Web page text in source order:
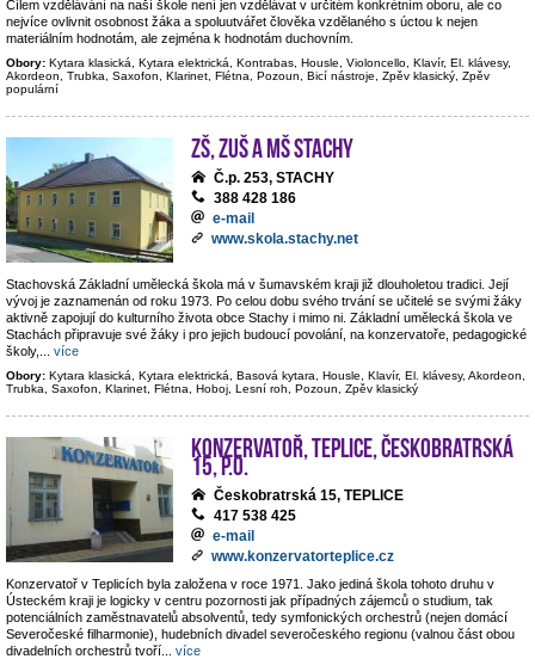
Cílem vzdělávání na naší škole není jen vzdělávat v určitém konkrétním oboru, ale co
nejvíce ovlivnit osobnost žáka a spoluutvářet člověka vzdělaného s úctou k nejen
materiálním hodnotám, ale zejména k hodnotám duchovním.
Obory: Kytara klasická, Kytara elektrická, Kontrabas, Housle, Violoncello, Klavír, El. klávesy,
Akordeon, Trubka, Saxofon, Klarinet, Flétna, Pozoun, Bicí nástroje, Zpěv klasický, Zpěv
populární
ZŠ, ZUŠ a MŠ Stachy
Č.p. 253, STACHY
388 428 186
e-mail
www.skola.stachy.net
Stachovská Základní umělecká škola má v šumavském kraji již dlouholetou tradici. Její
vývoj je zaznamenán od roku 1973. Po celou dobu svého trvání se učitelé se svými žáky
aktivně zapojují do kulturního života obce Stachy i mimo ni. Základní umělecká škola ve
Stachách připravuje své žáky i pro jejich budoucí povolání, na konzervatoře, pedagogické
školy,
více
Obory: Kytara klasická, Kytara elektrická, Basová kytara, Housle, Klavír, El. klávesy, Akordeon,
Trubka, Saxofon, Klarinet, Flétna, Hoboj, Lesní roh, Pozoun, Zpěv klasický
Konzervatoř, Teplice, Českobratrská
15, p.o.
Českobratrská 15, TEPLICE
417 538 425
e-mail
www.konzervatorteplice.cz
Konzervatoř v Teplicích byla založena v roce 1971. Jako jediná škola tohoto druhu v
Ústeckém kraji je logicky v centru pozornosti jak případných zájemců o studium, tak
potenciálních zaměstnavatelů absolventů, tedy symfonických orchestrů (nejen domácí
Severočeské filharmonie), hudebních divadel severočeského regionu (valnou část obou
divadelních orchestrů tvoří
více